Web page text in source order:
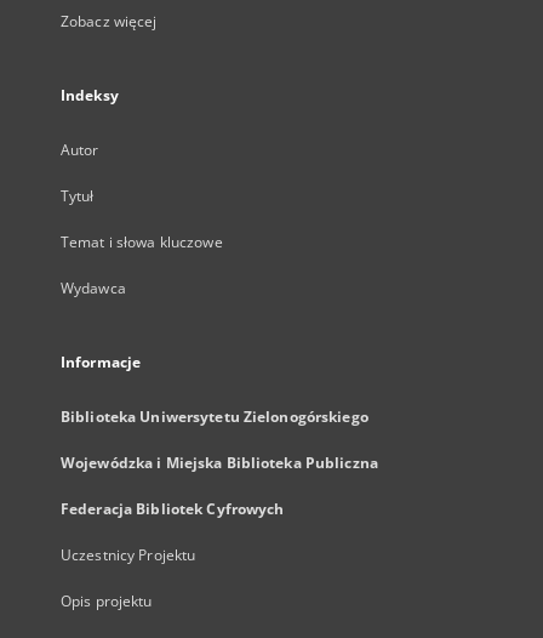
Zobacz więcej
Indeksy
Autor
Tytuł
Temat i słowa kluczowe
Wydawca
Informacje
Biblioteka Uniwersytetu Zielonogórskiego
Wojewódzka i Miejska Biblioteka Publiczna
Federacja Bibliotek Cyfrowych
Uczestnicy Projektu
Opis projektu